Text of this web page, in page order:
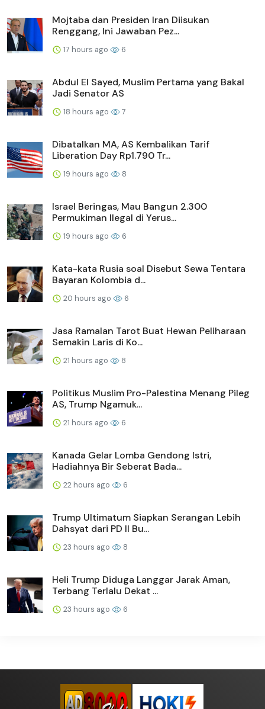
Mojtaba dan Presiden Iran Diisukan
Renggang, Ini Jawaban Pez...
17 hours ago 6
Abdul El Sayed, Muslim Pertama yang Bakal
Jadi Senator AS
18 hours ago 7
Dibatalkan MA, AS Kembalikan Tarif
Liberation Day Rp1.790 Tr...
19 hours ago 8
Israel Beringas, Mau Bangun 2.300
Permukiman Ilegal di Yerus...
19 hours ago 6
Kata-kata Rusia soal Disebut Sewa Tentara
Bayaran Kolombia d...
20 hours ago 6
Jasa Ramalan Tarot Buat Hewan Peliharaan
Semakin Laris di Ko...
21 hours ago 8
Politikus Muslim Pro-Palestina Menang Pileg
AS, Trump Ngamuk...
21 hours ago 6
Kanada Gelar Lomba Gendong Istri,
Hadiahnya Bir Seberat Bada...
22 hours ago 6
Trump Ultimatum Siapkan Serangan Lebih
Dahsyat dari PD II Bu...
23 hours ago 8
Heli Trump Diduga Langgar Jarak Aman,
Terbang Terlalu Dekat ...
23 hours ago 6